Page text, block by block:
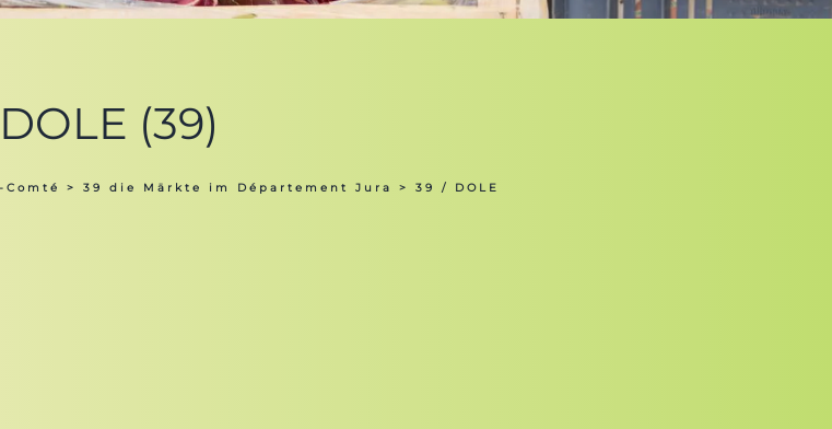
(39)
> 39 die Märkte im Département Jura > 39 / DOLE